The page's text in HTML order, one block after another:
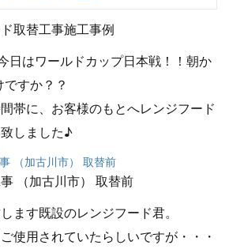
取替工事施工事例
日はワールドカップ日本戦！！朝か
すか？？
帯に、お客様のもとへレンジフード
しました♪
（加古川市） 取替前
ます既設のレンジフード君。
使用されていたらしいですが・・・